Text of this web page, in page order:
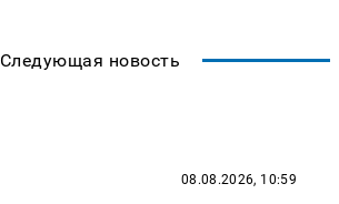
Следующая новость
08.08.2026, 10:59